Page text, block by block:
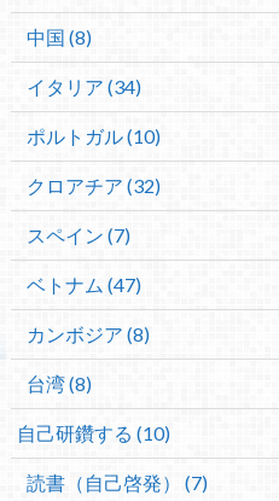
中国 (8)
イタリア (34)
ポルトガル (10)
クロアチア (32)
スペイン (7)
ベトナム (47)
カンボジア (8)
台湾 (8)
自己研鑽する (10)
読書（自己啓発） (7)